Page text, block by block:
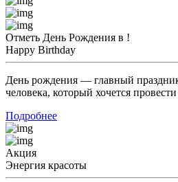
Отметь День Рождения в !
Happy Birthday
День рождения — главный
человека, который хочется
Подробнее
Акция
Энергия красоты